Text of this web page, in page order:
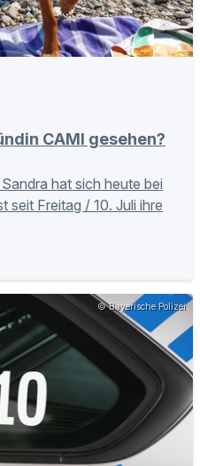
CAMI gesehen?
hat sich heute bei
seit Freitag / 10. Juli ihre
© Bayerische Polizei